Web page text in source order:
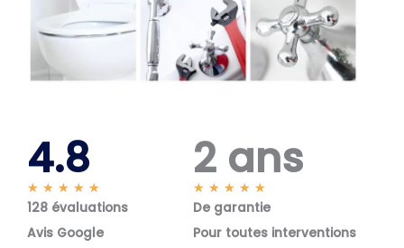
4.8
★ ★ ★ ★ ★
o
128 évaluations
Avis Google
2 ans
★ ★ ★ ★ ★
o
De garantie
Pour toutes interventions